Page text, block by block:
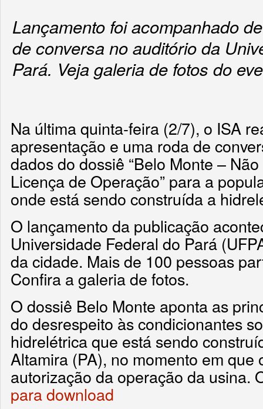
Lançamento foi acompanhado
de conversa no auditório da
Pará. Veja galeria de fotos do
Na última quinta-feira (2/7), o ISA
apresentação e uma roda de
dados do dossiê “Belo Monte –
Licença de Operação” para a
onde está sendo construída a
O lançamento da publicação
Universidade Federal do Pará
da cidade. Mais de 100 pessoas
Confira a galeria de fotos.
O dossiê Belo Monte aponta as
do desrespeito às condicionantes
hidrelétrica que está sendo
Altamira (PA), no momento em que
autorização da operação da usina.
para download